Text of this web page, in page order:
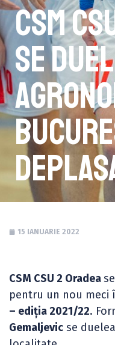
CSM
se
15 IANUARIE 2022
CSM CSU 2 Oradea
pentru un nou meci
– ediția 2021/22.
Gemaljevic se